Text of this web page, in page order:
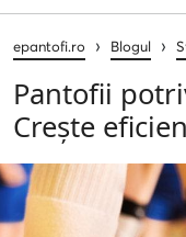
epantofi.ro › Blogul ›
Pantofii
Crește